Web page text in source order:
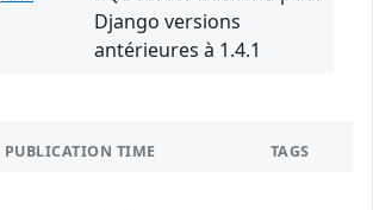
Django versions
antérieures à 1.4.1
PUBLICATION TIME TAGS